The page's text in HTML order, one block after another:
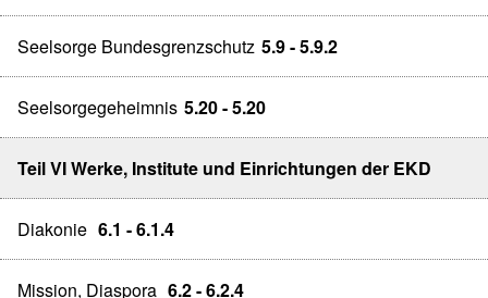
Seelsorge Bundesgrenzschutz 5.9 - 5.9.2
Seelsorgegeheimnis 5.20 - 5.20
Teil VI Werke, Institute und Einrichtungen der EKD
Diakonie 6.1 - 6.1.4
Mission, Diaspora 6.2 - 6.2.4